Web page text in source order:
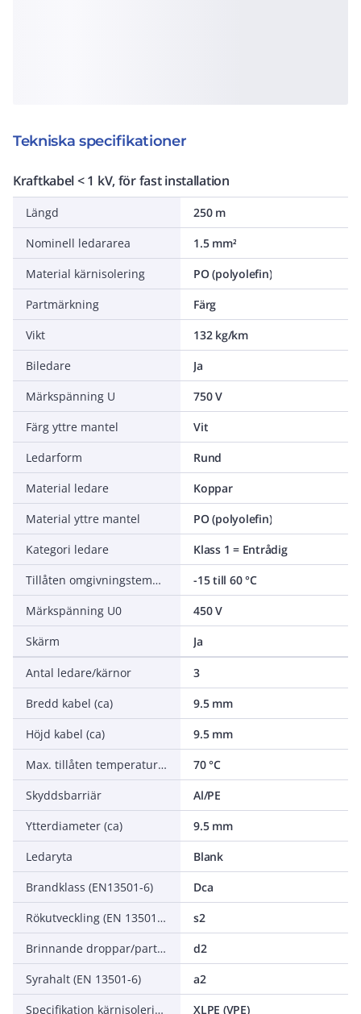
Tekniska specifikationer
Kraftkabel < 1 kV, för fast installation
Längd
250 m
Nominell ledararea
1.5 mm²
Material kärnisolering
PO (polyolefin)
Partmärkning
Färg
Vikt
132 kg/km
Biledare
Ja
Märkspänning U
750 V
Färg yttre mantel
Vit
Ledarform
Rund
Material ledare
Koppar
Material yttre mantel
PO (polyolefin)
Kategori ledare
Klass 1 = Entrådig
Tillåten omgivningstemperatur under montering/hantering
-15 till 60 °C
Märkspänning U0
450 V
Skärm
Ja
Antal ledare/kärnor
3
Bredd kabel (ca)
9.5 mm
Höjd kabel (ca)
9.5 mm
Max. tillåten temperatur ledare
70 °C
Skyddsbarriär
Al/PE
Ytterdiameter (ca)
9.5 mm
Ledaryta
Blank
Brandklass (EN13501-6)
Dca
Rökutveckling (EN 13501-6)
s2
Brinnande droppar/partiklar (EN 13501-6)
d2
Syrahalt (EN 13501-6)
a2
Specifikation kärnisolering
XLPE (VPE)